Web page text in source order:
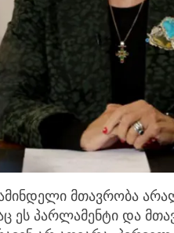
მთავრობა
ეს პარლამენტი და